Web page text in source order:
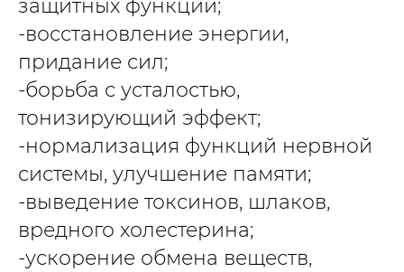
защитных функций;
-восстановление энергии,
придание сил;
-борьба с усталостью,
тонизирующий эффект;
-нормализация функций нервной
системы, улучшение памяти;
-выведение токсинов, шлаков,
вредного холестерина;
-ускорение обмена веществ,